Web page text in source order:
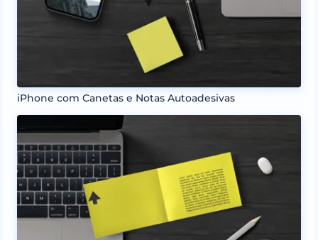
iPhone com Canetas e Notas Autoadesivas